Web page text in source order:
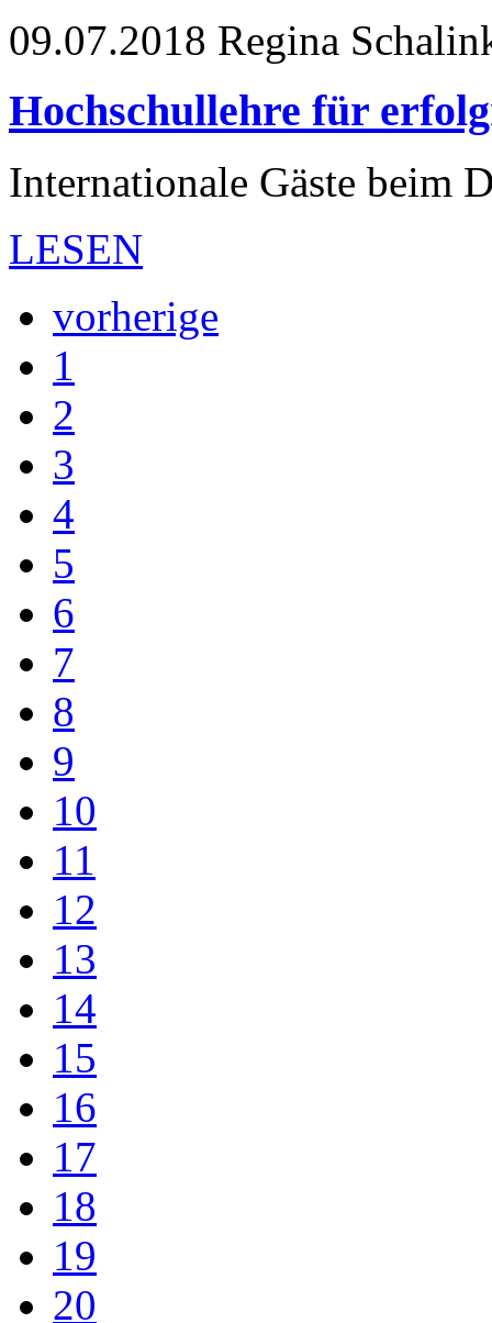
09.07.2018 Regina
Hochschullehre für
Internationale Gäste beim
LESEN
vorherige
1
2
3
4
5
6
7
8
9
10
11
12
13
14
15
16
17
18
19
20